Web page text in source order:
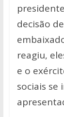
decisão
reagiu,
e o
sociais se